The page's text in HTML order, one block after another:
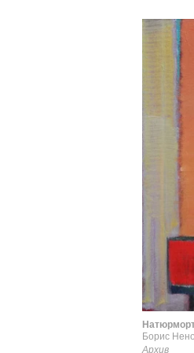
Борис
Архив